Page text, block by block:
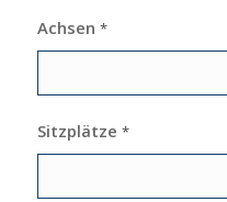
Achsen *
Sitzplätze *